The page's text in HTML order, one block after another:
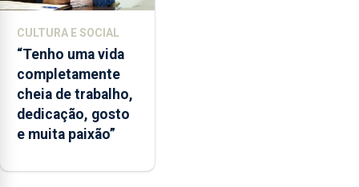
CULTURA E SOCIAL
“Tenho uma vida
completamente
cheia de trabalho,
dedicação, gosto
e muita paixão”